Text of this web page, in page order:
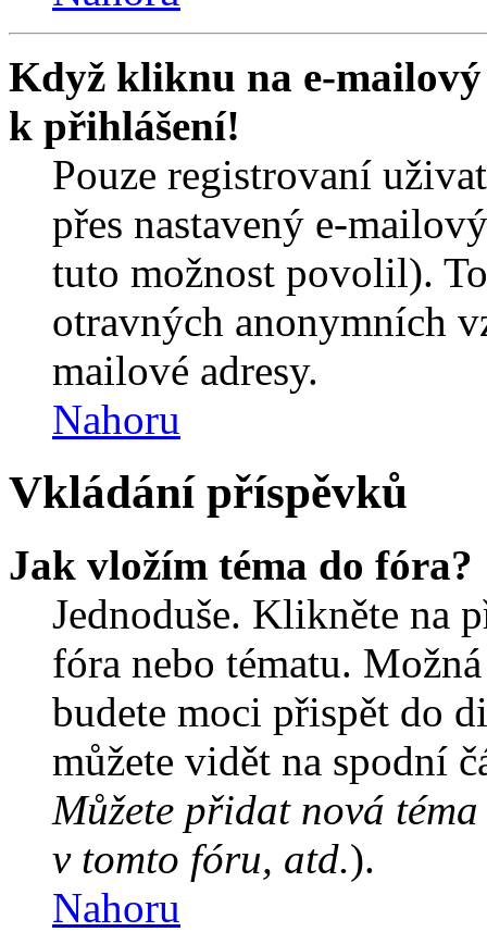
Když kliknu na e-
k přihlášení!
Pouze registrovaní
přes nastavený e-
tuto možnost povolil).
otravných anonymních
mailové adresy.
Nahoru
Vkládání příspěvků
Jak vložím téma do fóra?
Jednoduše. Klikněte na
fóra nebo tématu.
budete moci přispět do
můžete vidět na spodní
Můžete přidat nová
v tomto fóru, atd.).
Nahoru